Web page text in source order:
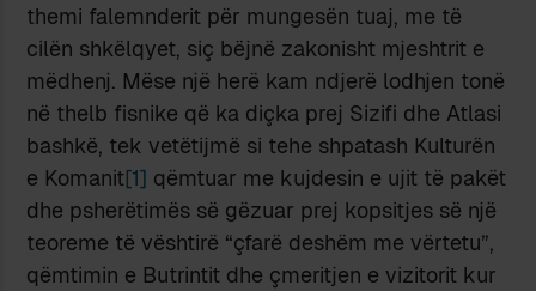
themi falemnderit për mungesën tuaj, me të
cilën shkëlqyet, siç bëjnë zakonisht mjeshtrit e
mëdhenj. Mëse një herë kam ndjerë lodhjen tonë
në thelb fisnike që ka diçka prej Sizifi dhe Atlasi
bashkë, tek vetëtijmë si tehe shpatash Kulturën
e Komanit[1] qëmtuar me kujdesin e ujit të pakët
dhe psherëtimës së gëzuar prej kopsitjes së një
teoreme të vështirë “çfarë deshëm me vërtetu”,
qëmtimin e Butrintit dhe çmeritjen e vizitorit kur